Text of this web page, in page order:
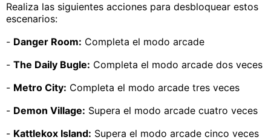
Realiza las siguientes acciones para desbloquear estos
escenarios:
- Danger Room: Completa el modo arcade
- The Daily Bugle: Completa el modo arcade dos veces
- Metro City: Completa el modo arcade tres veces
- Demon Village: Supera el modo arcade cuatro veces
- Kattlekox Island: Supera el modo arcade cinco veces